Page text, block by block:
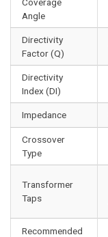
Angle
Directivity
Factor (Q)
Directivity
Index (DI)
Impedance
Crossover
Type
Transformer
Taps
Recommended